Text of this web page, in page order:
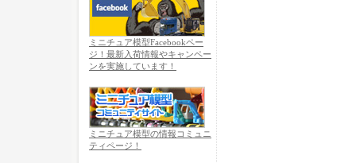
ミニチュア模型Facebookペー
ジ！最新入荷情報やキャンペー
ンを実施しています！
ミニチュア模型の情報コミュニ
ティページ！